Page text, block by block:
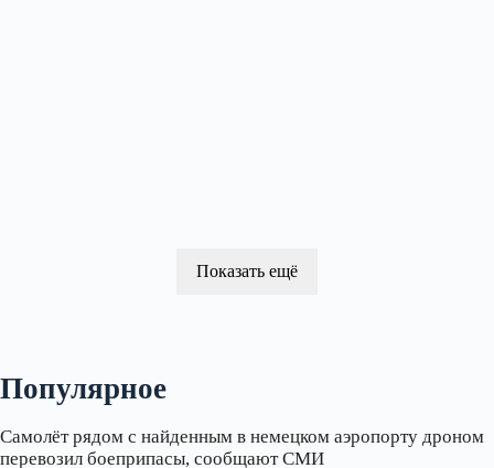
Показать ещё
Популярное
Самолёт рядом с найденным в немецком аэропорту дроном
перевозил боеприпасы, сообщают СМИ